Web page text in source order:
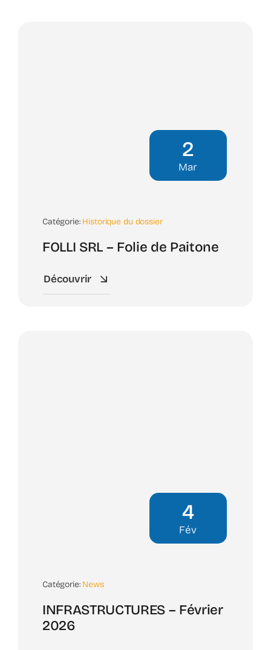
2
Mar
Catégorie: Historique du dossier
FOLLI SRL – Folie de Paitone
Découvrir
4
Fév
Catégorie: News
INFRASTRUCTURES – Février
2026